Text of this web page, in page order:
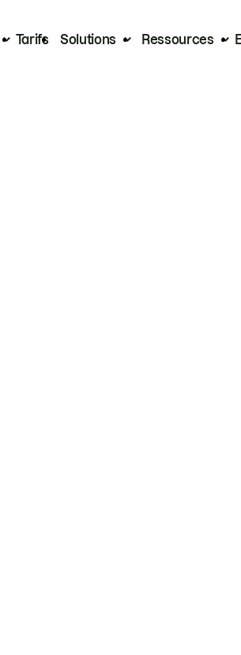
Tarifs Solutions Ressources